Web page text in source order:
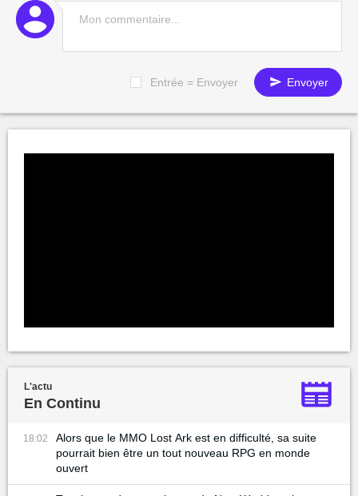
Entrée = Envoyer Envoyer
L'actu
En Continu
18:02
Alors que le MMO Lost Ark est en difficulté, sa suite
pourrait bien être un tout nouveau RPG en monde
ouvert